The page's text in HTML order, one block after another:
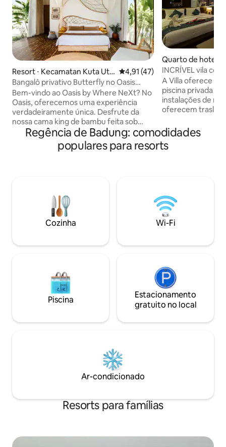
Resort ⋅ Kecamatan Kuta Uta
ra
4,91 de uma avaliação média
4,91 (47)
Bangalô privativo Butterfly no Oasis
Retreat Center
Bem-vindo ao Oasis by Where NeXt? No
Oasis, oferecemos uma experiência
verdadeiramente única. Desfrute da
nossa cama king de bambu feita sob
medida em seu bangalô privado com
banheiro privativo. Relaxe na rede e leia
um livro no seu deck privado à beira da
cabelo, ventilador e ar-condicionado
comodidades: academia, banho de gelo,
sauna, piscina, ioga Shala, área de jogos e
ADULTOS!
Quarto de hotel ⋅
INCRÍVEL vila
BB em Seminyak
A Villa oferece
piscina privada e
instalações de
oferecem
aeroporto podem
mínimo de
da praça
Elegante e
terraço. Cozinha
área de refeições
piscina privada.
Regência de Badung: comodidades
populares para resorts
Cozinha Wi-Fi
Piscina
Estacionamento
gratuito no local
Ar-condicionado
Resorts para famílias